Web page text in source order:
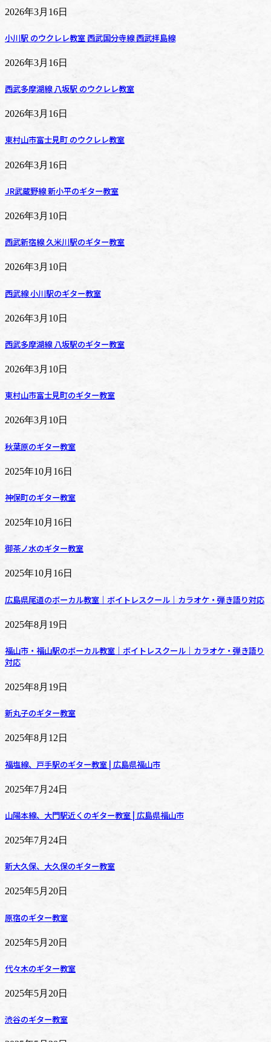
2026年3月16日
小川駅 のウクレレ教室 西武国分寺線 西武拝島線
2026年3月16日
西武多摩湖線 八坂駅 のウクレレ教室
2026年3月16日
東村山市富士見町 のウクレレ教室
2026年3月16日
JR武蔵野線 新小平のギター教室
2026年3月10日
西武新宿線 久米川駅のギター教室
2026年3月10日
西武線 小川駅のギター教室
2026年3月10日
西武多摩湖線 八坂駅のギター教室
2026年3月10日
東村山市富士見町のギター教室
2026年3月10日
秋葉原のギター教室
2025年10月16日
神保町のギター教室
2025年10月16日
御茶ノ水のギター教室
2025年10月16日
広島県尾道のボーカル教室｜ボイトレスクール｜カラオケ・弾き語り対応
2025年8月19日
福山市・福山駅のボーカル教室｜ボイトレスクール｜カラオケ・弾き語り
対応
2025年8月19日
新丸子のギター教室
2025年8月12日
福塩線、戸手駅のギター教室 | 広島県福山市
2025年7月24日
山陽本線、大門駅近くのギター教室 | 広島県福山市
2025年7月24日
新大久保、大久保のギター教室
2025年5月20日
原宿のギター教室
2025年5月20日
代々木のギター教室
2025年5月20日
渋谷のギター教室